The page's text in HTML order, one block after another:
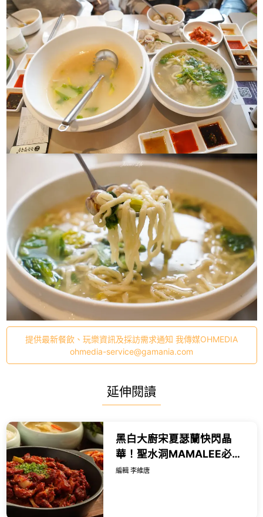
提供最新餐飲、玩樂資訊及採訪需求通知 我傳媒OHMEDIA
ohmedia-service@gamania.com
延伸閱讀
黑白大廚宋夏瑟蘭快閃晶
華！聖水洞MAMALEE必吃
蓮藕炸雞、韓式小菜，驚豔
編輯 李維唐